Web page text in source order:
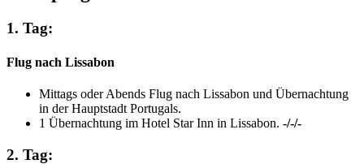
1. Tag:
Flug nach Lissabon
Mittags oder Abends Flug nach Lissabon und Übernachtung
in der Hauptstadt Portugals.
1 Übernachtung im Hotel Star Inn in Lissabon. -/-/-
2. Tag: